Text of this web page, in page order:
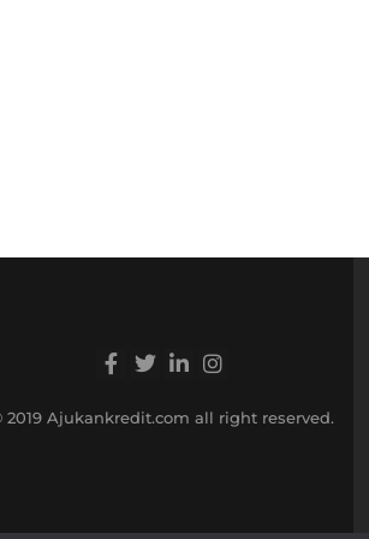
2019 Ajukankredit.com all right reserved.